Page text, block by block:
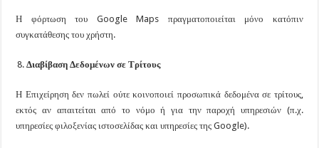
Η φόρτωση του Google Maps πραγματοποιείται μόνο κατόπιν
συγκατάθεσης του χρήστη.
Διαβίβαση Δεδομένων σε Τρίτους
Η Επιχείρηση δεν πωλεί ούτε κοινοποιεί προσωπικά δεδομένα σε τρίτους,
εκτός αν απαιτείται από το νόμο ή για την παροχή υπηρεσιών (π.χ.
υπηρεσίες φιλοξενίας ιστοσελίδας και υπηρεσίες της Google).